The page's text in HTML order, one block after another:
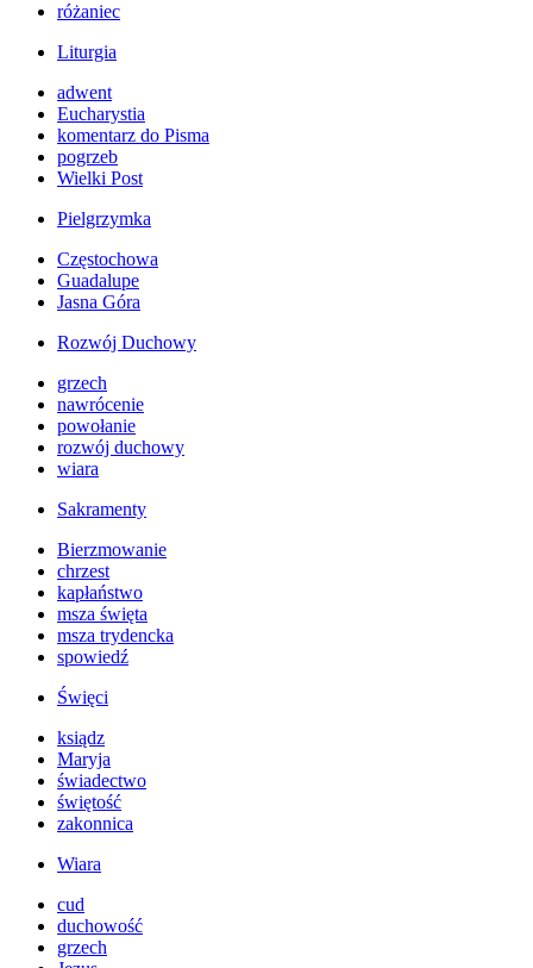
różaniec
Liturgia
adwent
Eucharystia
komentarz do Pisma
pogrzeb
Wielki Post
Pielgrzymka
Częstochowa
Guadalupe
Jasna Góra
Rozwój Duchowy
grzech
nawrócenie
powołanie
rozwój duchowy
wiara
Sakramenty
Bierzmowanie
chrzest
kapłaństwo
msza święta
msza trydencka
spowiedź
Święci
ksiądz
Maryja
świadectwo
świętość
zakonnica
Wiara
cud
duchowość
grzech